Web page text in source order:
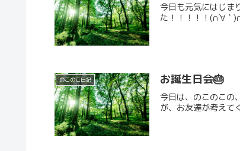
今日も元気にはじま
た！！！！！(∩´∀｀
のこのこ日記 お誕生日会🎂
今日は、のこのこの
が、お友達が考えて